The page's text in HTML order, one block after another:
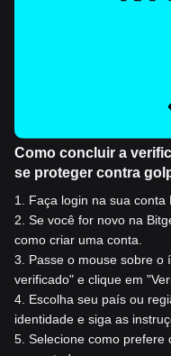
Como concluir a
se proteger contra
1
Faça login na sua conta
2 Se você for novo na
como criar uma conta.
3
Passe o mouse sobre o
verificado" e clique em
4 Escolha seu país ou
identidade e siga as
5 Selecione como prefere